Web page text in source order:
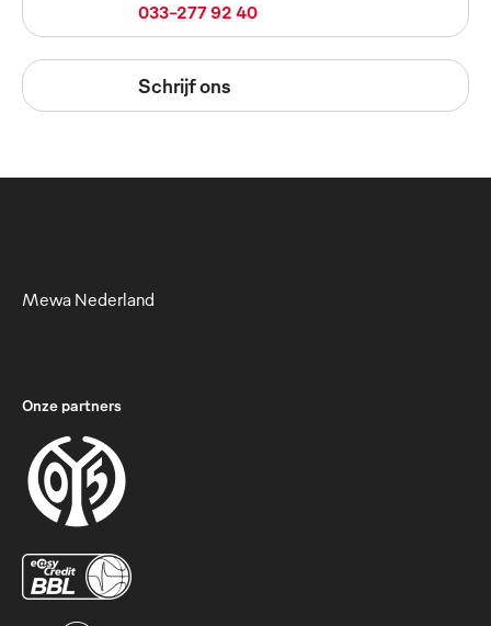
033-277 92 40
Schrijf ons
Mewa Nederland
Onze partners